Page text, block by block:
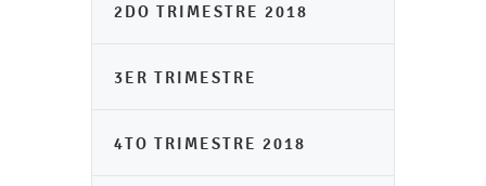
2DO TRIMESTRE 2018
3ER TRIMESTRE
4TO TRIMESTRE 2018